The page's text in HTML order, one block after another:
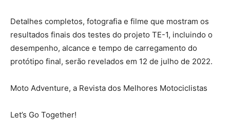
Detalhes completos, fotografia e filme que mostram os
resultados finais dos testes do projeto TE-1, incluindo o
desempenho, alcance e tempo de carregamento do
protótipo final, serão revelados em 12 de julho de 2022.
Moto Adventure, a Revista dos Melhores Motociclistas
Let’s Go Together!